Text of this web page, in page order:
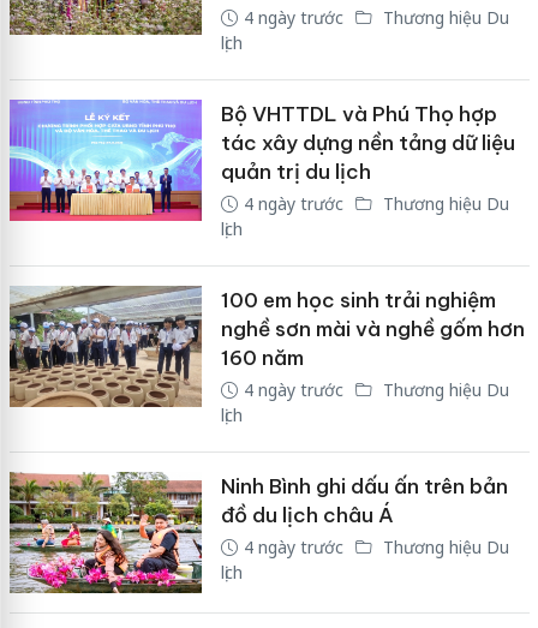
4 ngày trước
Thương hiệu Du
lịch
Bộ VHTTDL và Phú Thọ hợp
tác xây dựng nền tảng dữ liệu
quản trị du lịch
4 ngày trước
Thương hiệu Du
lịch
100 em học sinh trải nghiệm
nghề sơn mài và nghề gốm hơn
160 năm
4 ngày trước
Thương hiệu Du
lịch
Ninh Bình ghi dấu ấn trên bản
đồ du lịch châu Á
4 ngày trước
Thương hiệu Du
lịch